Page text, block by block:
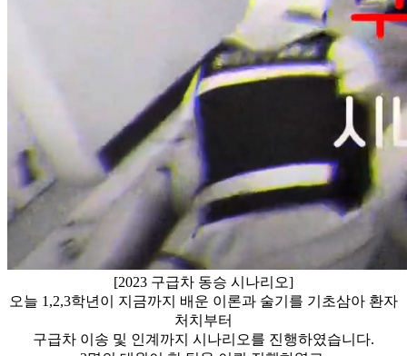
[2023 구급차 동승 시나리오]
오늘 1,2,3학년이 지금까지 배운 이론과 술기를 기초삼아 환자
처치부터
구급차 이송 및 인계까지 시나리오를 진행하였습니다.